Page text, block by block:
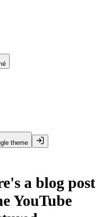
theme
a blog post
YouTube